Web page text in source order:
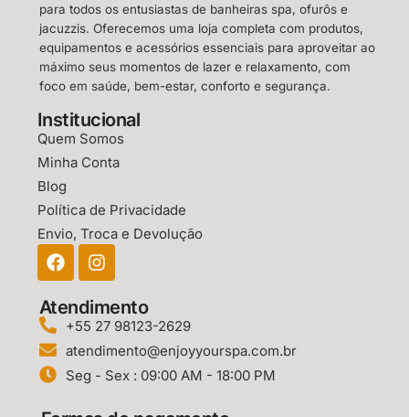
para todos os entusiastas de banheiras spa, ofurôs e
jacuzzis. Oferecemos uma loja completa com produtos,
equipamentos e acessórios essenciais para aproveitar ao
máximo seus momentos de lazer e relaxamento, com
foco em saúde, bem-estar, conforto e segurança.
Institucional
Quem Somos
Minha Conta
Blog
Política de Privacidade
Envio, Troca e Devolução
Atendimento
+55 27 98123-2629
atendimento@enjoyyourspa.com.br
Seg - Sex : 09:00 AM - 18:00 PM